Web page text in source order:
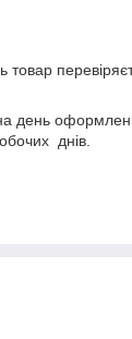
день
днів.